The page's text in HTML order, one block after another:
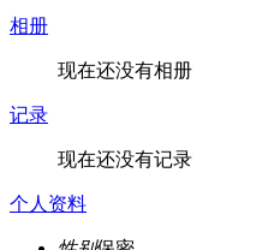
相册
现在还没有相册
记录
现在还没有记录
个人资料